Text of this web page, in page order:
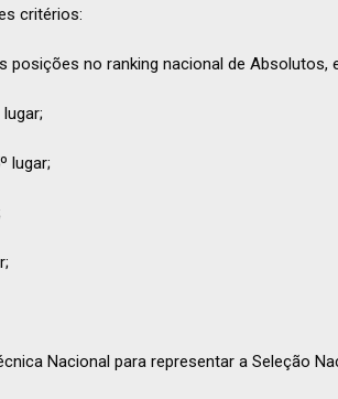
critérios:
no ranking nacional de Absolutos,
Nacional para representar a Seleção